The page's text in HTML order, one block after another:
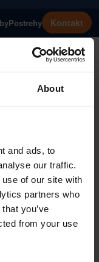
About
and ads, to
our traffic.
of our site with
partners who
you’ve
from your use
Postrehy Kontakt